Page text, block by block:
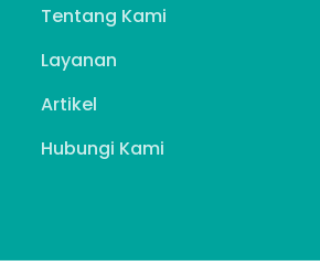
Tentang Kami
Layanan
Artikel
Hubungi Kami